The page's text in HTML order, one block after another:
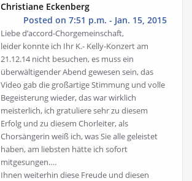
Christiane Eckenberg
Posted on 7:51 p.m. - Jan. 15, 2015
Liebe d’accord-Chorgemeinschaft,
leider konnte ich Ihr K.- Kelly-Konzert am
21.12.14 nicht besuchen, es muss ein
überwältigender Abend gewesen sein, das
Video gab die großartige Stimmung und volle
Begeisterung wieder, das war wirklich
meisterlich, ich gratuliere sehr zu diesem
Erfolg und zu diesem Chorleiter, als
Chorsängerin weiß ich, was Sie alle geleistet
haben, am liebsten hätte ich sofort
mitgesungen….
Ihnen weiterhin diese Freude und diesen